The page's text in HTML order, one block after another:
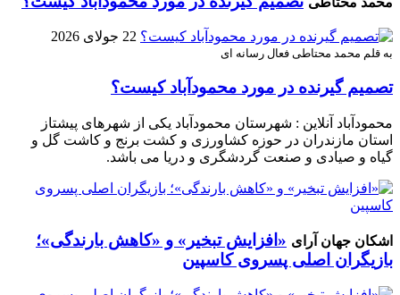
22 جولای 2026
به قلم محمد محتاطی فعال رسانه ای
تصمیم گیرنده در مورد محمودآباد کیست؟
محمودآباد آنلاین : شهرستان محمودآباد یکی از شهرهای پیشتاز
استان مازندران در حوزه کشاورزی و کشت برنج و کاشت گل و
گیاه و صیادی و صنعت گردشگری و دریا می باشد.
اشکان جهان آرای «افزایش تبخیر» و «کاهش بارندگی»؛
بازیگران اصلی پسروی کاسپین